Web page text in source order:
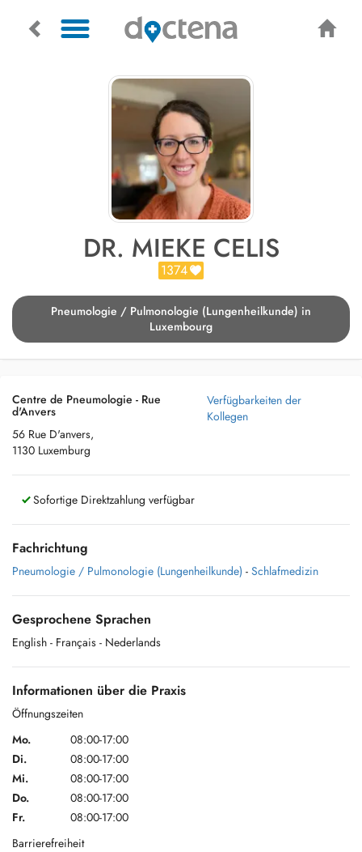
DR. MIEKE CELIS
1374
Pneumologie / Pulmonologie (Lungenheilkunde) in
Luxembourg
Centre de Pneumologie - Rue
d'Anvers
56 Rue D'anvers,
1130 Luxemburg
Verfügbarkeiten der
Kollegen
Sofortige Direktzahlung verfügbar
Fachrichtung
Pneumologie / Pulmonologie (Lungenheilkunde) - Schlafmedizin
Gesprochene Sprachen
English - Français - Nederlands
Informationen über die Praxis
Öffnungszeiten
Mo.
08:00-17:00
Di.
08:00-17:00
Mi.
08:00-17:00
Do.
08:00-17:00
Fr.
08:00-17:00
Barrierefreiheit